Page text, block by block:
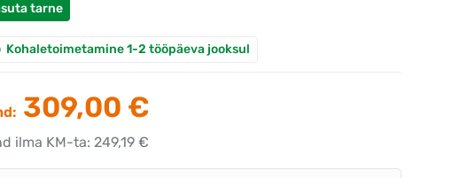
tarne
Kohaletoimetamine 1-2 tööpäeva jooksul
309,00 €
ilma KM-ta: 249,19 €